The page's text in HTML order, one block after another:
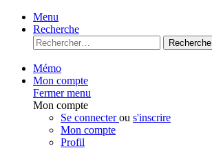
Menu
Recherche
Recherche
Mémo
Mon compte
Fermer menu
Mon compte
Se connecterou s'inscrire
Mon compte
Profil